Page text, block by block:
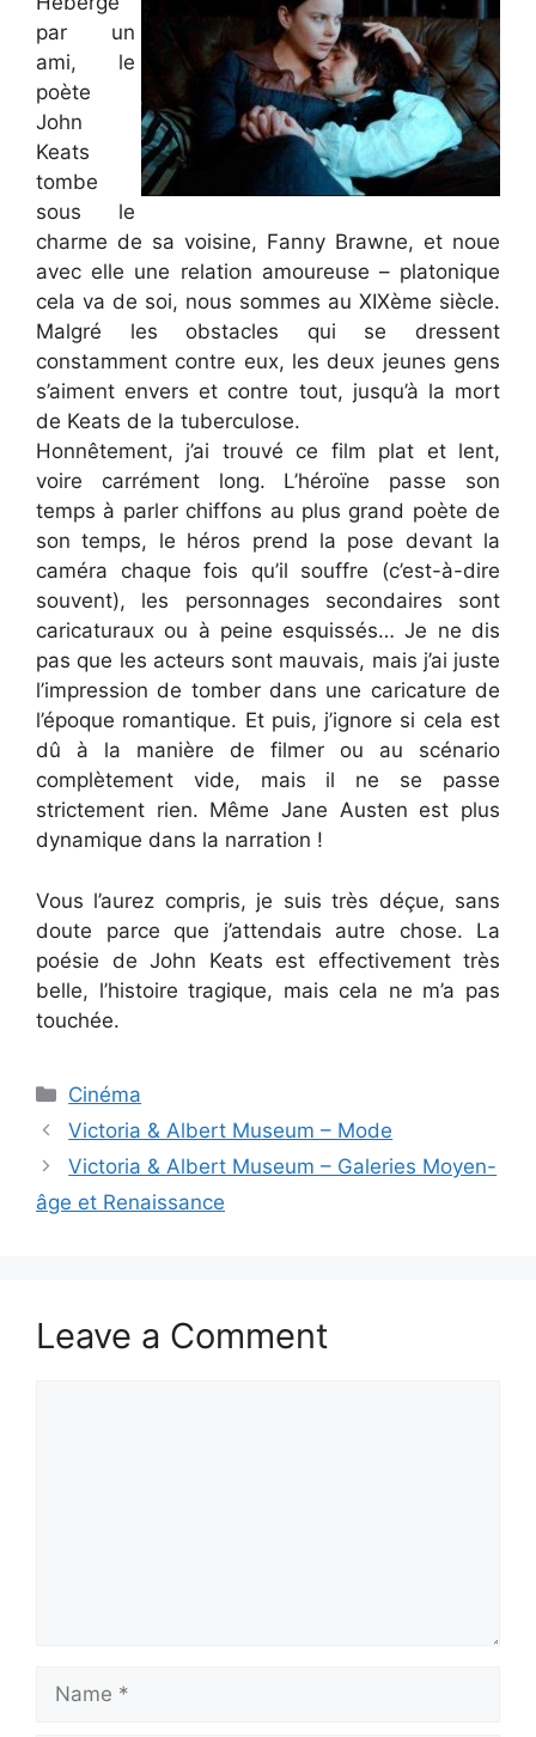
par un
ami, le
poète
John
Keats
tombe
sous le
charme de sa voisine, Fanny Brawne, et noue
avec elle une relation amoureuse – platonique
cela va de soi, nous sommes au XIXème siècle.
Malgré les obstacles qui se dressent
constamment contre eux, les deux jeunes gens
s’aiment envers et contre tout, jusqu’à la mort
de Keats de la tuberculose.
Honnêtement, j’ai trouvé ce film plat et lent,
voire carrément long. L’héroïne passe son
temps à parler chiffons au plus grand poète de
son temps, le héros prend la pose devant la
caméra chaque fois qu’il souffre (c’est-à-dire
souvent), les personnages secondaires sont
caricaturaux ou à peine esquissés… Je ne dis
pas que les acteurs sont mauvais, mais j’ai juste
l’impression de tomber dans une caricature de
l’époque romantique. Et puis, j’ignore si cela est
dû à la manière de filmer ou au scénario
complètement vide, mais il ne se passe
strictement rien. Même Jane Austen est plus
dynamique dans la narration !
Vous l’aurez compris, je suis très déçue, sans
doute parce que j’attendais autre chose. La
poésie de John Keats est effectivement très
belle, l’histoire tragique, mais cela ne m’a pas
touchée.
Categories
Cinéma
Victoria & Albert Museum – Mode
Victoria & Albert Museum – Galeries Moyen-
âge et Renaissance
Leave a Comment